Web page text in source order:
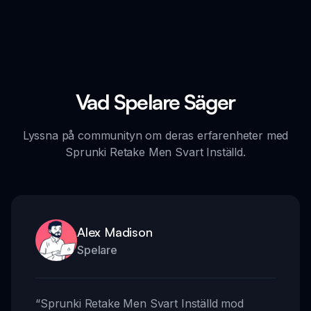
Vad Spelare Säger
Lyssna på communityn om deras erfarenheter med
Sprunki Retake Men Svart Inställd.
Alex Madison
Spelare
“Sprunki Retake Men Svart Inställd mod